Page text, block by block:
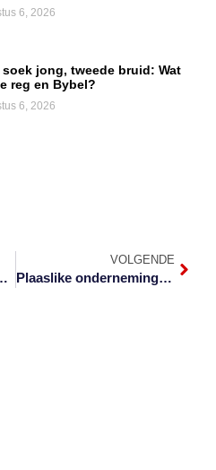
6, 2026
soek jong, tweede bruid: Wat
reg en Bybel?
6, 2026
elektrisiteitsfooi af
VOLGENDE
Plaaslike ondernemings verwelkom vlak 2 van inperking